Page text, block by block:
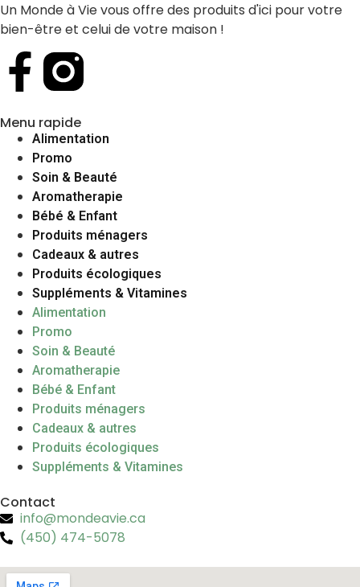
Un Monde à Vie vous offre des produits d'ici pour votre
bien-être et celui de votre maison !
Menu rapide
Alimentation
Promo
Soin & Beauté
Aromatherapie
Bébé & Enfant
Produits ménagers
Cadeaux & autres
Produits écologiques
Suppléments & Vitamines
Alimentation
Promo
Soin & Beauté
Aromatherapie
Bébé & Enfant
Produits ménagers
Cadeaux & autres
Produits écologiques
Suppléments & Vitamines
Contact
info@mondeavie.ca
(450) 474-5078